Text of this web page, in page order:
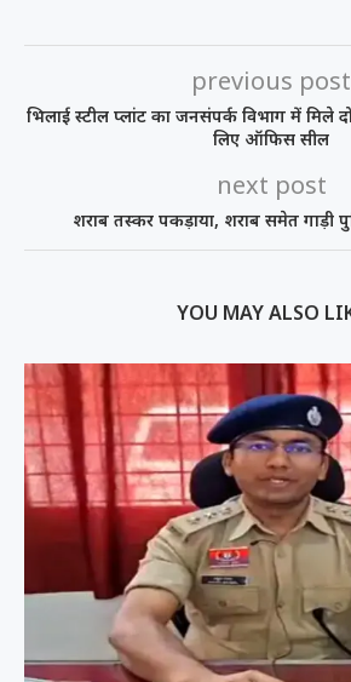
previous post
भिलाई स्टील प्लांट का जनसंपर्क विभाग में मिले
लिए ऑफिस सील
next post
शराब तस्कर पकड़ाया, शराब समेत गाड़ी
YOU MAY ALSO